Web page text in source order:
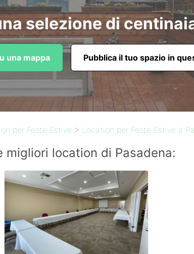
selezione di
una mappa Pubblica il tuo spazio in
per Feste Estive > Location per Feste Estive a
migliori location di Pasadena: